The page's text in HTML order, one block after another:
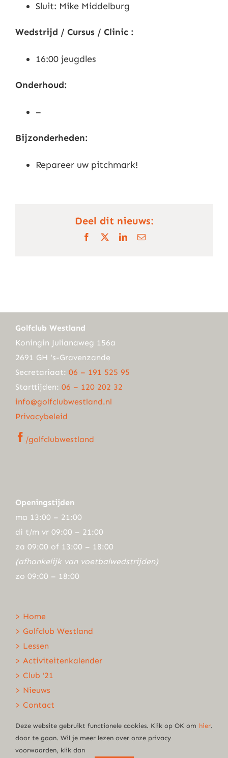
Sluit: Mike Middelburg
Wedstrijd / Cursus / Clinic :
16:00 jeugdles
Onderhoud:
–
Bijzonderheden:
Repareer uw pitchmark!
Deel dit nieuws:
Facebook LinkedIn
E-
Golfclub Westland
Koningin Julianaweg 156a
2691 GH ‘s-Gravenzande
Secretariaat: 06 – 191 525 95
Starttijden: 06 – 120 202 32
info@golfclubwestland.nl
Privacybeleid
/golfclubwestland
Openingstijden
ma 13:00 – 21:00
di t/m vr 09:00 – 21:00
za 09:00 of 13:00 – 18:00
(afhankelijk van voetbalwedstrijden)
zo 09:00 – 18:00
> Home
> Golfclub Westland
> Lessen
> Activiteitenkalender
> Club ’21
> Nieuws
> Contact
Deze website gebruikt functionele cookies. Klik op OK om
door te gaan. Wil je meer lezen over onze privacy
voorwaarden, klik dan
hier.